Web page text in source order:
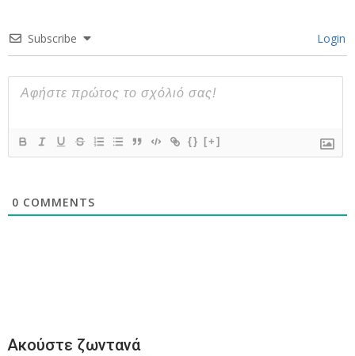
Subscribe Login
{} [+]
0 COMMENTS
Ακούστε ζωντανά